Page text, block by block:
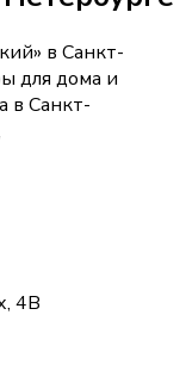
» в Санкт-
для дома и
в Санкт-
4В